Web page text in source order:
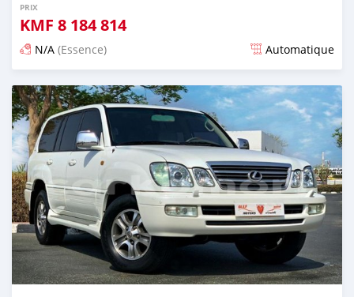
PRIX
KMF 8 184 814
N/A (Essence) Automatique
Publié il y a presque 6 ans